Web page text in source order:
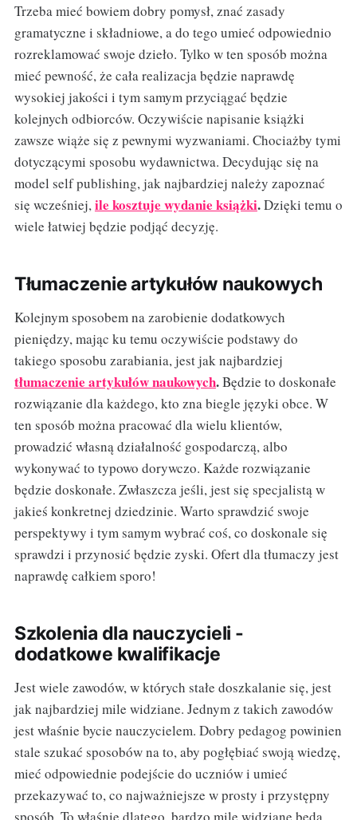
Trzeba mieć bowiem dobry pomysł, znać zasady
gramatyczne i składniowe, a do tego umieć odpowiednio
rozreklamować swoje dzieło. Tylko w ten sposób można
mieć pewność, że cała realizacja będzie naprawdę
wysokiej jakości i tym samym przyciągać będzie
kolejnych odbiorców. Oczywiście napisanie książki
zawsze wiąże się z pewnymi wyzwaniami. Chociażby tymi
dotyczącymi sposobu wydawnictwa. Decydując się na
model self publishing, jak najbardziej należy zapoznać
się wcześniej,ile kosztuje wydanie książki.Dzięki temu o
wiele łatwiej będzie podjąć decyzję.
Tłumaczenie artykułów naukowych
Kolejnym sposobem na zarobienie dodatkowych
pieniędzy, mając ku temu oczywiście podstawy do
takiego sposobu zarabiania, jest jak najbardziej
tłumaczenie artykułów naukowych.Będzie to doskonałe
rozwiązanie dla każdego, kto zna biegle języki obce. W
ten sposób można pracować dla wielu klientów,
prowadzić własną działalność gospodarczą, albo
wykonywać to typowo dorywczo. Każde rozwiązanie
będzie doskonałe. Zwłaszcza jeśli, jest się specjalistą w
jakieś konkretnej dziedzinie. Warto sprawdzić swoje
perspektywy i tym samym wybrać coś, co doskonale się
sprawdzi i przynosić będzie zyski. Ofert dla tłumaczy jest
naprawdę całkiem sporo!
Szkolenia dla nauczycieli -
dodatkowe kwalifikacje
Jest wiele zawodów, w których stałe doszkalanie się, jest
jak najbardziej mile widziane. Jednym z takich zawodów
jest właśnie bycie nauczycielem. Dobry pedagog powinien
stale szukać sposobów na to, aby pogłębiać swoją wiedzę,
mieć odpowiednie podejście do uczniów i umieć
przekazywać to, co najważniejsze w prosty i przystępny